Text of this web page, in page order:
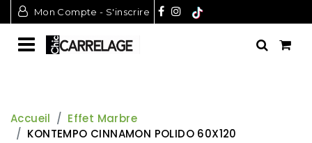
Mon Compte - S'inscrire
Accueil
Effet Marbre
KONTEMPO CINNAMON POLIDO 60X120